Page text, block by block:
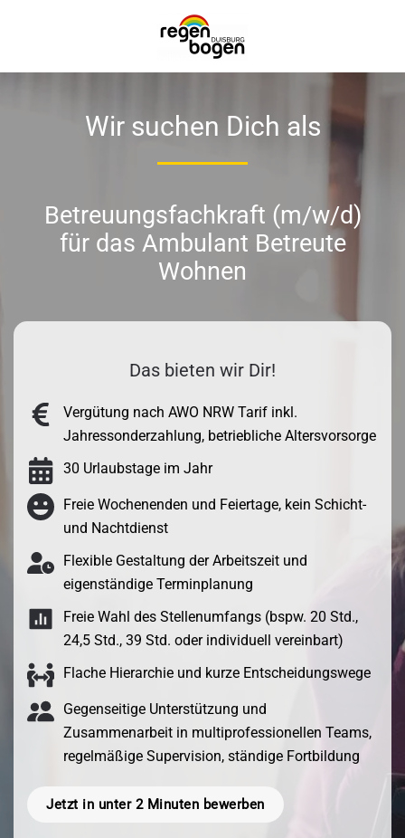
Zum Hauptinhalt springen
Wir suchen Dich als
Betreuungsfachkraft (m/w/d)
für das Ambulant Betreute
Wohnen
Das bieten wir Dir!
Vergütung nach AWO NRW Tarif inkl.
Jahressonderzahlung, betriebliche Altersvorsorge
30 Urlaubstage im Jahr
Freie Wochenenden und Feiertage, kein Schicht-
und Nachtdienst
Flexible Gestaltung der Arbeitszeit und
eigenständige Terminplanung
Freie Wahl des Stellenumfangs (bspw. 20 Std.,
24,5 Std., 39 Std. oder individuell vereinbart)
Flache Hierarchie und kurze Entscheidungswege
Gegenseitige Unterstützung und
Zusammenarbeit in multiprofessionellen Teams,
regelmäßige Supervision, ständige Fortbildung
Jetzt in unter 2 Minuten bewerben